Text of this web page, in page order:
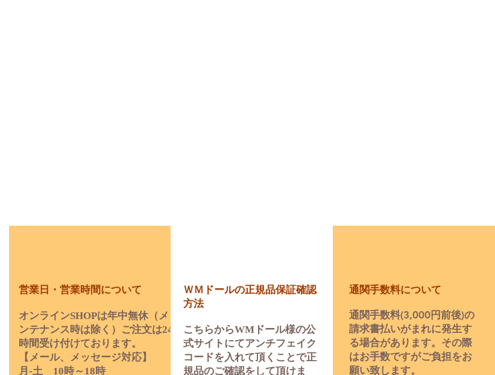
営業日・営業時間について
オンラインSHOPは年中無休（メ
ンテナンス時は除く）ご注文は24
時間受け付けております。
【メール、メッセージ対応】
月‐土 10時～18時
ＷＭドールの正規品保証確認
方法
こちらからWMドール様の公
式サイトにてアンチフェイク
コードを入れて頂くことで正
規品のご確認をして頂けま
通関手数料について
通関手数料(3,000円前後)の
請求書払いがまれに発生す
る場合があります。​その際
はお手数ですがご負担をお
願い致します。